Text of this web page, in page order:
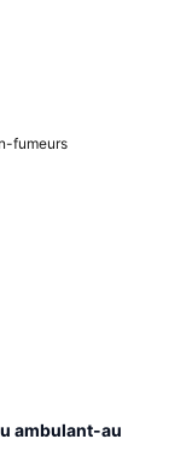
fumeurs
ambulant-au